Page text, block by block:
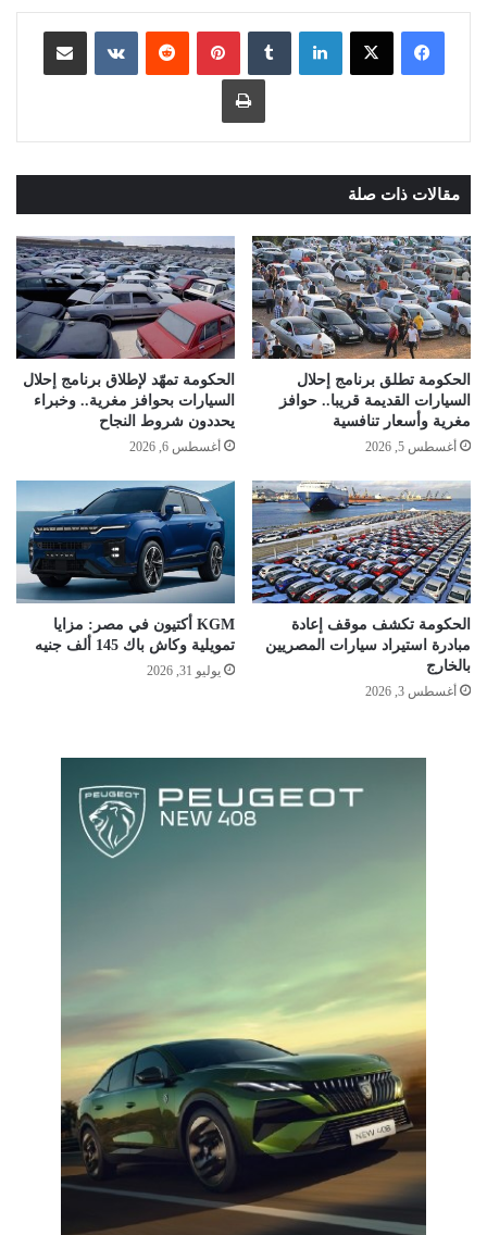
لينكدإن ‏Tumblr بينتيريست
‏Reddit
‏VKontakte مشاركة عبر البريد
طباعة
مقالات ذات صلة
الحكومة تطلق برنامج إحلال
السيارات القديمة قريبا.. حوافز
مغرية وأسعار تنافسية
أغسطس 5, 2026
الحكومة تمهّد لإطلاق برنامج إحلال
السيارات بحوافز مغرية.. وخبراء
يحددون شروط النجاح
أغسطس 6, 2026
الحكومة تكشف موقف إعادة
مبادرة استيراد سيارات المصريين
بالخارج
أغسطس 3, 2026
KGM أكتيون في مصر: مزايا
تمويلية وكاش باك 145 ألف جنيه
يوليو 31, 2026